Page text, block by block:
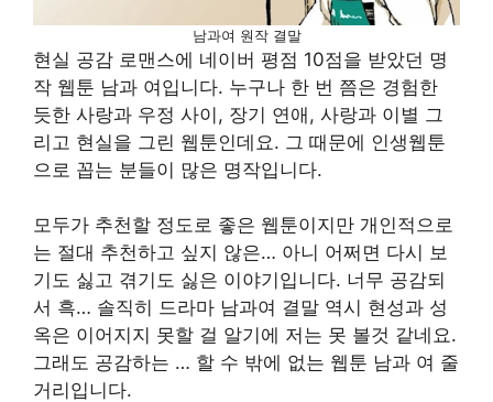
남과여 원작 결말
현실 공감 로맨스에 네이버 평점 10점을 받았던 명
작 웹툰 남과 여입니다. 누구나 한 번 쯤은 경험한
듯한 사랑과 우정 사이, 장기 연애, 사랑과 이별 그
리고 현실을 그린 웹툰인데요. 그 때문에 인생웹툰
으로 꼽는 분들이 많은 명작입니다.
모두가 추천할 정도로 좋은 웹툰이지만 개인적으로
는 절대 추천하고 싶지 않은… 아니 어쩌면 다시 보
기도 싫고 겪기도 싫은 이야기입니다. 너무 공감되
서 흑… 솔직히 드라마 남과여 결말 역시 현성과 성
옥은 이어지지 못할 걸 알기에 저는 못 볼것 같네요.
그래도 공감하는 … 할 수 밖에 없는 웹툰 남과 여 줄
거리입니다.